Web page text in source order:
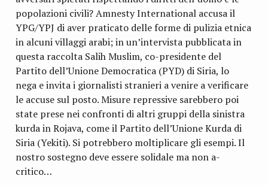
popolazioni civili? Amnesty International accusa il
YPG/YPJ di aver praticato delle forme di pulizia etnica
in alcuni villaggi arabi; in un’intervista pubblicata in
questa raccolta Salih Muslim, co-presidente del
Partito dell’Unione Democratica (PYD) di Siria, lo
nega e invita i giornalisti stranieri a venire a verificare
le accuse sul posto. Misure repressive sarebbero poi
state prese nei confronti di altri gruppi della sinistra
kurda in Rojava, come il Partito dell’Unione Kurda di
Siria (Yekiti). Si potrebbero moltiplicare gli esempi. Il
nostro sostegno deve essere solidale ma non a-
critico…